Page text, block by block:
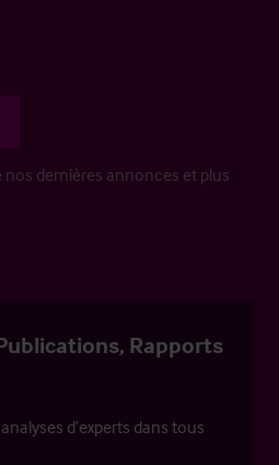
dernières annonces et plus
Rapports
d’experts dans tous